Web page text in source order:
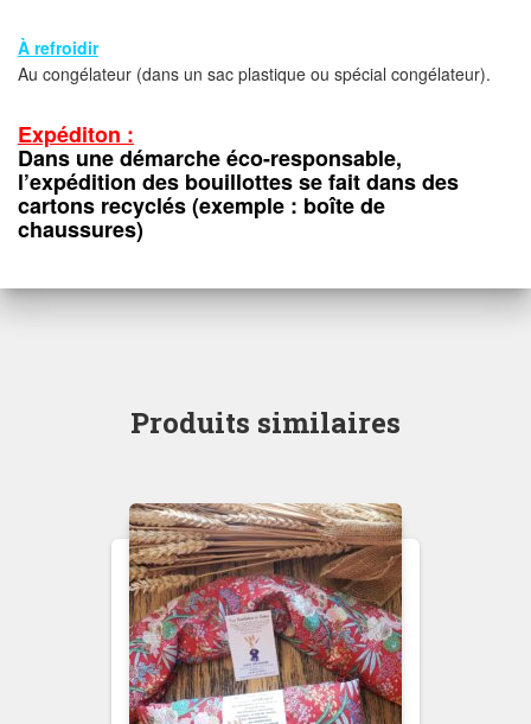
À refroidir
Au congélateur (dans un sac plastique ou spécial congélateur).
Expéditon :
Dans une démarche éco-responsable,
l’expédition des bouillottes se fait dans des
cartons recyclés (exemple : boîte de
chaussures)
Produits similaires